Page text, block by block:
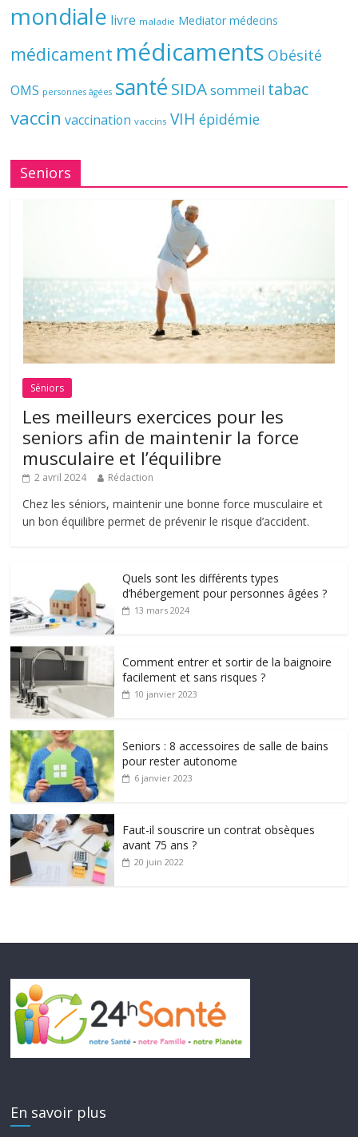
mondiale livre maladie Mediator médecins
médicament médicaments Obésité
OMS personnes âgées santé SIDAsommeil tabac
vaccin vaccination vaccins VIH épidémie
Seniors
Séniors
Les meilleurs exercices pour les
seniors afin de maintenir la force
musculaire et l’équilibre
2 avril 2024 Rédaction
Chez les séniors, maintenir une bonne force musculaire et
un bon équilibre permet de prévenir le risque d’accident.
Quels sont les différents types
d’hébergement pour personnes âgées ?
13 mars 2024
Comment entrer et sortir de la baignoire
facilement et sans risques ?
10 janvier 2023
Seniors : 8 accessoires de salle de bains
pour rester autonome
6 janvier 2023
Faut-il souscrire un contrat obsèques
avant 75 ans ?
20 juin 2022
En savoir plus